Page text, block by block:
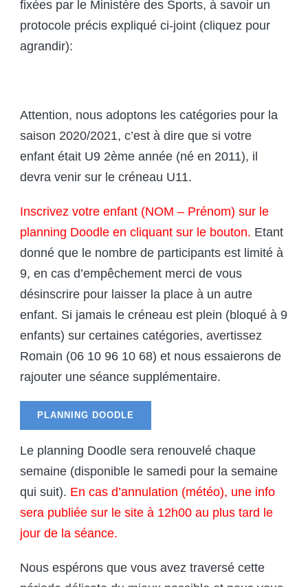
fixées par le Ministère des Sports, à savoir un
protocole précis expliqué ci-joint (cliquez pour
agrandir):
Attention, nous adoptons les catégories pour la
saison 2020/2021, c’est à dire que si votre
enfant était U9 2ème année (né en 2011), il
devra venir sur le créneau U11.
Inscrivez votre enfant (NOM – Prénom) sur le
planning Doodle en cliquant sur le bouton. Etant
donné que le nombre de participants est limité à
9, en cas d’empêchement merci de vous
désinscrire pour laisser la place à un autre
enfant. Si jamais le créneau est plein (bloqué à 9
enfants) sur certaines catégories, avertissez
Romain (06 10 96 10 68) et nous essaierons de
rajouter une séance supplémentaire.
PLANNING DOODLE
Le planning Doodle sera renouvelé chaque
semaine (disponible le samedi pour la semaine
qui suit). En cas d’annulation (météo), une info
sera publiée sur le site à 12h00 au plus tard le
jour de la séance.
Nous espérons que vous avez traversé cette